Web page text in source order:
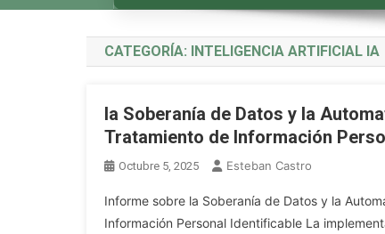
CATEGORÍA: INTELIGENCIA ARTIFICIAL IA
la Soberanía de Datos y la
Tratamiento de Información
Octubre 5, 2025 Esteban Castro
Informe sobre la Soberanía de Datos y la
Información Personal Identificable La